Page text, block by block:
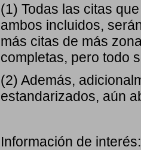
(1) Todas las citas
ambos incluidos,
más citas de más
completas, pero todo
(2) Además,
estandarizados, aún
Información de interés: